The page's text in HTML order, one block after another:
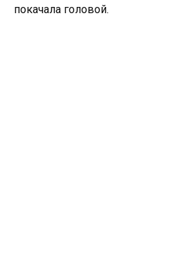
покачала головой.